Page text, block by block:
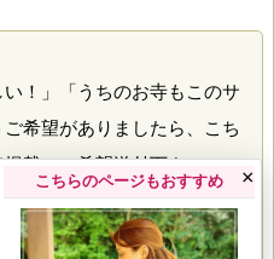
い！」「うちのお寺もこのサ
希望がありましたら、こち
掲載のご希望送付下さい。
掲載には、とくに掲載料や
りません。喜んで掲載させ
こちらのページもおすすめ ×